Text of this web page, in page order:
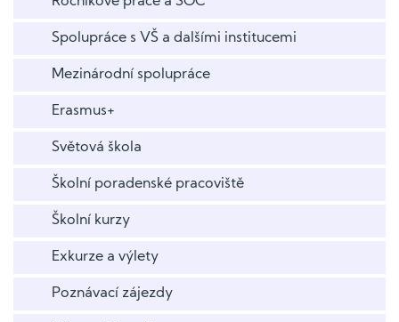
Spolupráce s VŠ a dalšími institucemi
Mezinárodní spolupráce
Erasmus+
Světová škola
Školní poradenské pracoviště
Školní kurzy
Exkurze a výlety
Poznávací zájezdy